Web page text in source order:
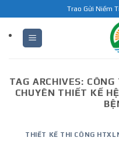
to
content
Trao Gửi Niềm
TAG ARCHIVES:
CHUYÊN THIẾT KẾ
THIẾT KẾ THI CÔNG